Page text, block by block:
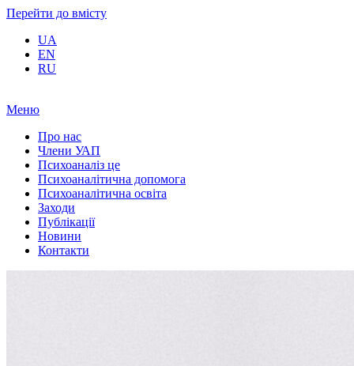
Перейти до вмісту
UA
EN
RU
Меню
Про нас
Члени УАП
Психоаналіз це
Психоаналітична допомога
Психоаналітична освіта
Заходи
Публікації
Новини
Контакти